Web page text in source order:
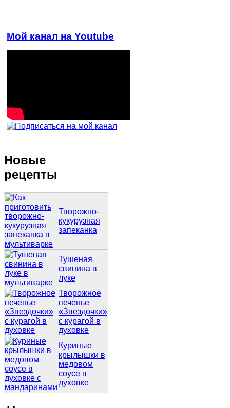
Мой канал на Youtube
Новые
рецепты
Творожно-
кукурузная
запеканка
Тушеная
свинина в
луке
Творожное
печенье
«Звездочки»
с курагой в
духовке
Куриные
крылышки в
медовом
соусе в
духовке